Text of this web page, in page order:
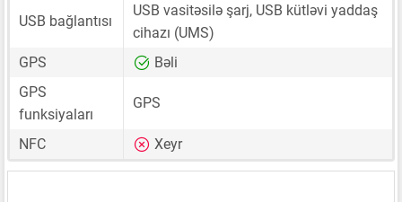
USB bağlantısı
USB vasitəsilə şarj, USB kütləvi yaddaş
cihazı (UMS)
GPS
Bəli
GPS
funksiyaları
GPS
NFC Xeyr